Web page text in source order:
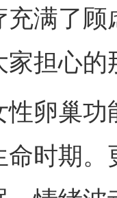
充满了
家担心的
巢功
命时期